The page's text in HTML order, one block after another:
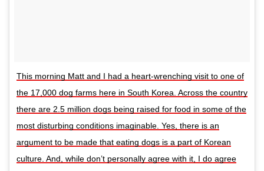
This morning Matt and I had a heart-wrenching visit to one of
the 17,000 dog farms here in South Korea. Across the country
there are 2.5 million dogs being raised for food in some of the
most disturbing conditions imaginable. Yes, there is an
argument to be made that eating dogs is a part of Korean
culture. And, while don’t personally agree with it, I do agree